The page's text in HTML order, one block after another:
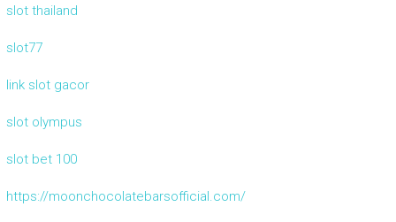
slot thailand
slot77
link slot gacor
slot olympus
slot bet 100
https://moonchocolatebarsofficial.com/